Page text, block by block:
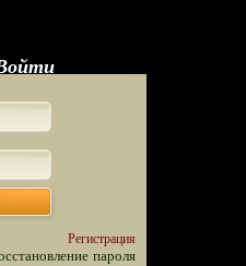
Регистрация
пароля